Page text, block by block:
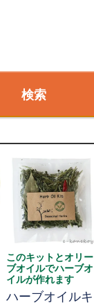
検索
このキットとオリー
ブオイルでハーブオ
イルが作れます
ハーブオイルキ